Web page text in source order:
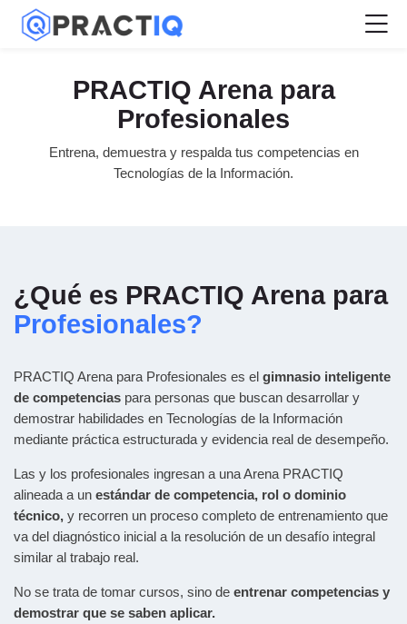
Skip to navigation
Skip to login form
Salta al contenido principal
Skip to accessibility options
Skip to footer
Skip accessibility options
Página Principal
PRACTIQ Arena para
Profesionales
Entrena, demuestra y respalda tus competencias en
Tecnologías de la Información.
¿Qué es PRACTIQ Arena para
Profesionales?
PRACTIQ Arena para Profesionales es el gimnasio inteligente
de competencias para personas que buscan desarrollar y
demostrar habilidades en Tecnologías de la Información
mediante práctica estructurada y evidencia real de desempeño.
Las y los profesionales ingresan a una Arena PRACTIQ
alineada a un estándar de competencia, rol o dominio
técnico, y recorren un proceso completo de entrenamiento que
va del diagnóstico inicial a la resolución de un desafío integral
similar al trabajo real.
No se trata de tomar cursos, sino de entrenar competencias y
demostrar que se saben aplicar.